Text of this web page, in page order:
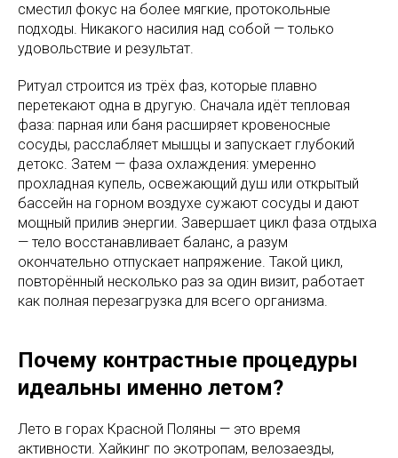
сместил фокус на более мягкие, протокольные
подходы. Никакого насилия над собой — только
удовольствие и результат.
Ритуал строится из трёх фаз, которые плавно
перетекают одна в другую. Сначала идёт тепловая
фаза: парная или баня расширяет кровеносные
сосуды, расслабляет мышцы и запускает глубокий
детокс. Затем — фаза охлаждения: умеренно
прохладная купель, освежающий душ или открытый
бассейн на горном воздухе сужают сосуды и дают
мощный прилив энергии. Завершает цикл фаза отдыха
— тело восстанавливает баланс, а разум
окончательно отпускает напряжение. Такой цикл,
повторённый несколько раз за один визит, работает
как полная перезагрузка для всего организма.
Почему контрастные процедуры
идеальны именно летом?
Лето в горах Красной Поляны — это время
активности. Хайкинг по экотропам, велозаезды,